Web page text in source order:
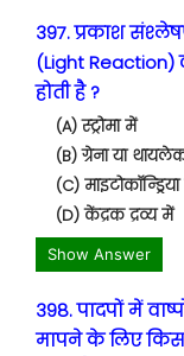
397. प्रकाश
(Light
होती है ?
(A) स्ट्रोमा में
(B) ग्रेना या
(C)
(D) केंद्रक द्रव्य में
Show Answer
398. पादपों में
मापने के लिए किस